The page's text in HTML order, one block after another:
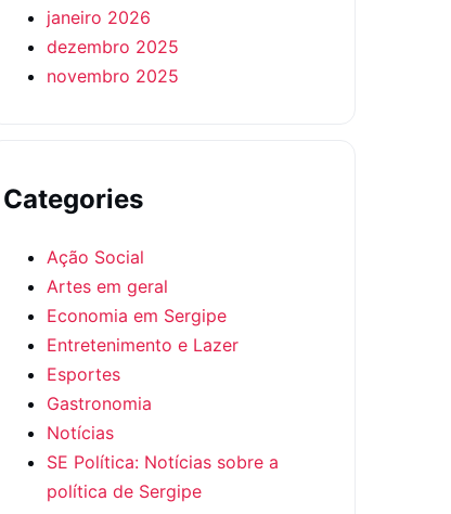
janeiro 2026
dezembro 2025
novembro 2025
Categories
Ação Social
Artes em geral
Economia em Sergipe
Entretenimento e Lazer
Esportes
Gastronomia
Notícias
SE Política: Notícias sobre a
política de Sergipe